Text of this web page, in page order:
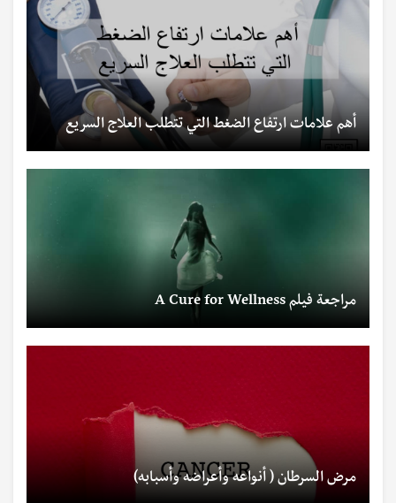
أهم علامات ارتفاع الضغط التي تتطلب العلاج السريع
مراجعة فيلم A Cure for Wellness
مرض السرطان ( أنواعه وأعراضه وأسبابه)